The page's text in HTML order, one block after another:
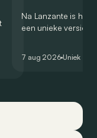
Na Lanzante is het
een unieke versie
7 aug 2026 Uniek